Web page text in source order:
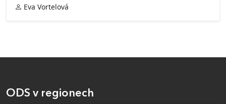
Eva Vortelová
ODS v regionech